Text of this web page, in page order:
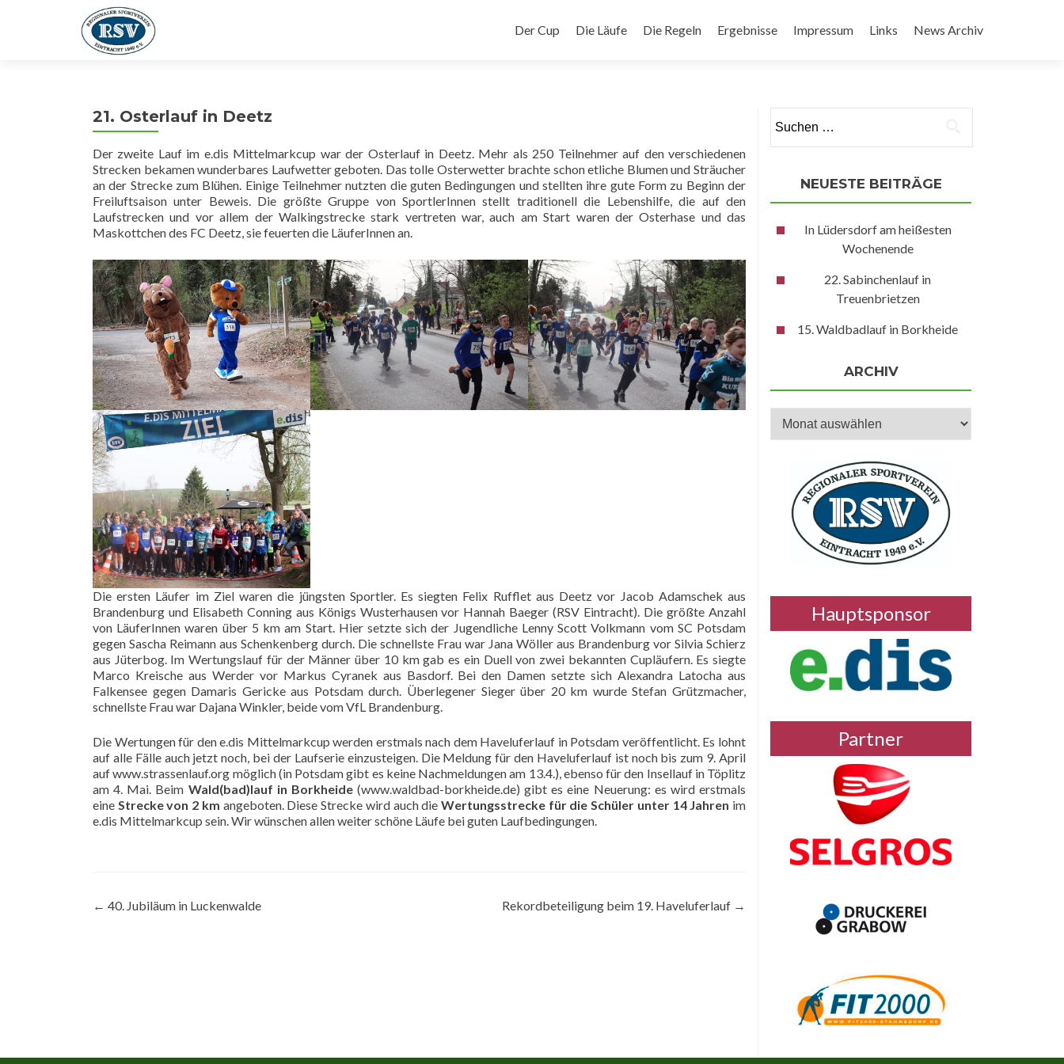
Inhalt
Der Cup Die Läufe Die Regeln Ergebnisse Impressum Links News Archiv
21. Osterlauf in Deetz
Der zweite Lauf im e.dis Mittelmarkcup war der Osterlauf in Deetz. Mehr als 250 Teilnehmer auf den verschiedenen
Strecken bekamen wunderbares Laufwetter geboten. Das tolle Osterwetter brachte schon etliche Blumen und Sträucher
an der Strecke zum Blühen. Einige Teilnehmer nutzten die guten Bedingungen und stellten ihre gute Form zu Beginn der
Freiluftsaison unter Beweis. Die größte Gruppe von SportlerInnen stellt traditionell die Lebenshilfe, die auf den
Laufstrecken und vor allem der Walkingstrecke stark vertreten war, auch am Start waren der Osterhase und das
Maskottchen des FC Deetz, sie feuerten die LäuferInnen an.
Die ersten Läufer im Ziel waren die jüngsten Sportler. Es siegten Felix Rufflet aus Deetz vor Jacob Adamschek aus
Brandenburg und Elisabeth Conning aus Königs Wusterhausen vor Hannah Baeger (RSV Eintracht). Die größte Anzahl
von LäuferInnen waren über 5 km am Start. Hier setzte sich der Jugendliche Lenny Scott Volkmann vom SC Potsdam
gegen Sascha Reimann aus Schenkenberg durch. Die schnellste Frau war Jana Wöller aus Brandenburg vor Silvia Schierz
aus Jüterbog. Im Wertungslauf für der Männer über 10 km gab es ein Duell von zwei bekannten Cupläufern. Es siegte
Marco Kreische aus Werder vor Markus Cyranek aus Basdorf. Bei den Damen setzte sich Alexandra Latocha aus
Falkensee gegen Damaris Gericke aus Potsdam durch. Überlegener Sieger über 20 km wurde Stefan Grützmacher,
schnellste Frau war Dajana Winkler, beide vom VfL Brandenburg.
Die Wertungen für den e.dis Mittelmarkcup werden erstmals nach dem Haveluferlauf in Potsdam veröffentlicht. Es lohnt
auf alle Fälle auch jetzt noch, bei der Laufserie einzusteigen. Die Meldung für den Haveluferlauf ist noch bis zum 9. April
aufwww.strassenlauf.org möglich (in Potsdam gibt es keine Nachmeldungen am 13.4.), ebenso für den Insellauf in Töplitz
am 4. Mai. Beim Wald(bad)lauf in Borkheide(www.waldbad-borkheide.de) gibt es eine Neuerung: es wird erstmals
eine Strecke von 2 km angeboten. Diese Strecke wird auch die Wertungsstrecke für die Schüler unter 14 Jahren im
e.dis Mittelmarkcup sein. Wir wünschen allen weiter schöne Läufe bei guten Laufbedingungen.
Beitragsnavigation
← 40. Jubiläum in Luckenwalde Rekordbeteiligung beim 19. Haveluferlauf →
nach:
NEUESTE BEITRÄGE
In Lüdersdorf am heißesten
Wochenende
22. Sabinchenlauf in
Treuenbrietzen
15. Waldbadlauf in Borkheide
ARCHIV
Archiv
Hauptsponsor
Partner